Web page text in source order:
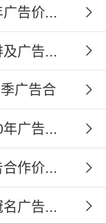
告价...
广告...
广告合
广告...
作价...
广告...